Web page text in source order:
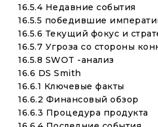
16.5.4 Недавние события
16.5.5 победившие
16.5.6 Текущий фокус и
16.5.7 Угроза со стороны
16.5.8 SWOT -анализ
16.6 DS Smith
16.6.1 Ключевые факты
16.6.2 Финансовый обзор
16.6.3 Процедура продукта